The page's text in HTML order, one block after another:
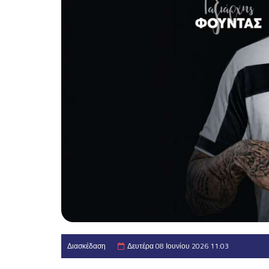
Διασκέδαση Δευτέρα 08 Ιουνίου 2026 11:03